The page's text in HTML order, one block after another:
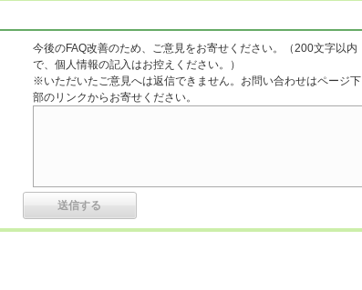
今後のFAQ改善のため、ご意見をお寄せください。（200文字以内
で、個人情報の記入はお控えください。）
※いただいたご意見へは返信できません。お問い合わせはページ下
部のリンクからお寄せください。